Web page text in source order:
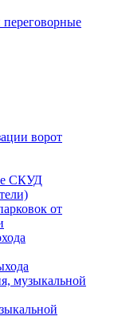
ворот
СКУД
от
музыкальной